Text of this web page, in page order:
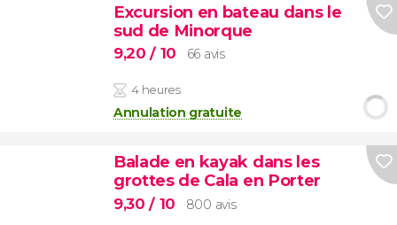
Excursion en bateau dans le
sud de Minorque
9,20/ 10 66 avis
4 heures
Annulation gratuite
Balade en kayak dans les
grottes de Cala en Porter
9,30/ 10 800 avis